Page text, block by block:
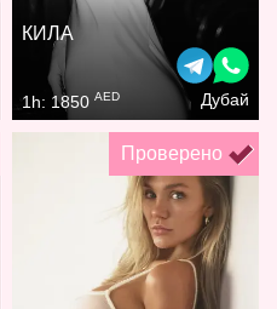
КИЛА
1h: 1850 AED Дубай
Проверено